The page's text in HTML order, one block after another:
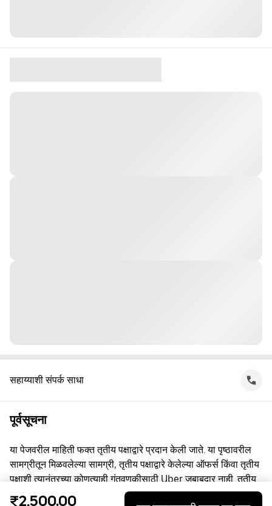
सहाय्याशी संपर्क साधा
पूर्वसूचना
या पेजवरील माहिती फक्त तृतीय पक्षाद्वारे प्रदान केली जाते. या पृष्ठावरील
सामग्रीतून मिळवलेल्या सामग्री, तृतीय पक्षाद्वारे केलेल्या ऑफर्स किंवा तृतीय
पक्षाशी त्यानंतरच्या कोणत्याही गुंतवणूकीसाठी Uber जबाबदार नाही. तृतीय
पक्षाशी व्यस्त असताना, तुम्ही त्यांच्याशी थेट करार करता, ज्यासाठी Uber हा
₹2,500.00